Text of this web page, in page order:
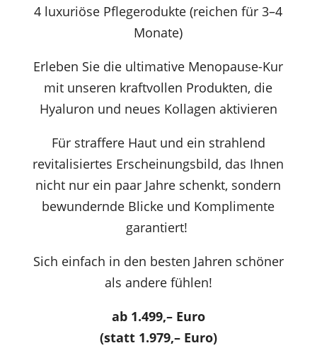
4 luxuriöse Pflegerodukte (reichen für 3–4
Monate)
Erleben Sie die ultimative Menopause-Kur
mit unseren kraftvollen Produkten, die
Hyaluron und neues Kollagen aktivieren
Für straffere Haut und ein strahlend
revitalisiertes Erscheinungsbild, das Ihnen
nicht nur ein paar Jahre schenkt, sondern
bewundernde Blicke und Komplimente
garantiert!
Sich einfach in den besten Jahren schöner
als andere fühlen!
ab 1.499,– Euro
(statt 1.979,– Euro)